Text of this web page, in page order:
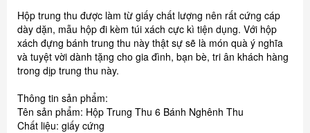
Hộp trung thu được làm từ giấy chất lượng nên rất cứng cáp
dày dặn, mẫu hộp đi kèm túi xách cực kì tiện dụng. Với hộp
xách đựng bánh trung thu này thật sự sẽ là món quà ý nghĩa
và tuyệt vời dành tặng cho gia đình, bạn bè, tri ân khách hàng
trong dịp trung thu này.
Thông tin sản phẩm:
Tên sản phẩm: Hộp Trung Thu 6 Bánh Nghênh Thu
Chất liệu: giấy cứng